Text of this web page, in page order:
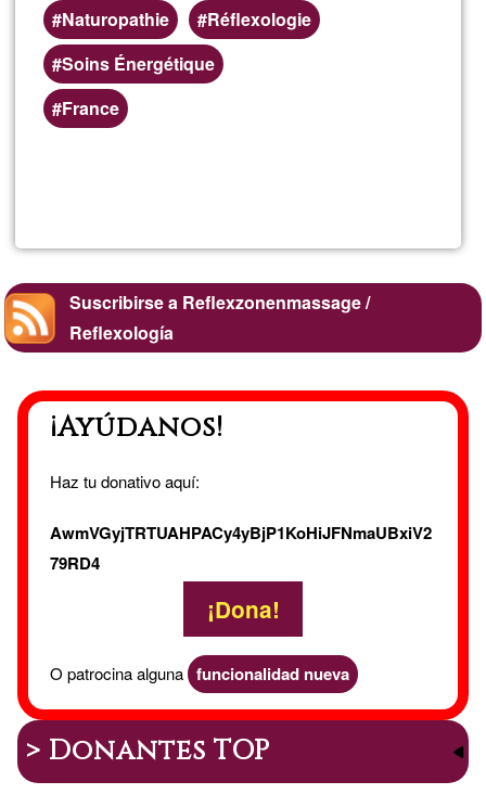
Naturopathie
Réflexologie
Soins Énergétique
France
Nicolas
Picard
Suscribirse a Reflexzonenmassage /
Reflexología
¡Ayúdanos!
Haz tu donativo aquí:
AwmVGyjTRTUAHPACy4yBjP1KoHiJFNmaUBxiV2
79RD4
¡Dona!
O patrocina alguna funcionalidad nueva
> Donantes TOP